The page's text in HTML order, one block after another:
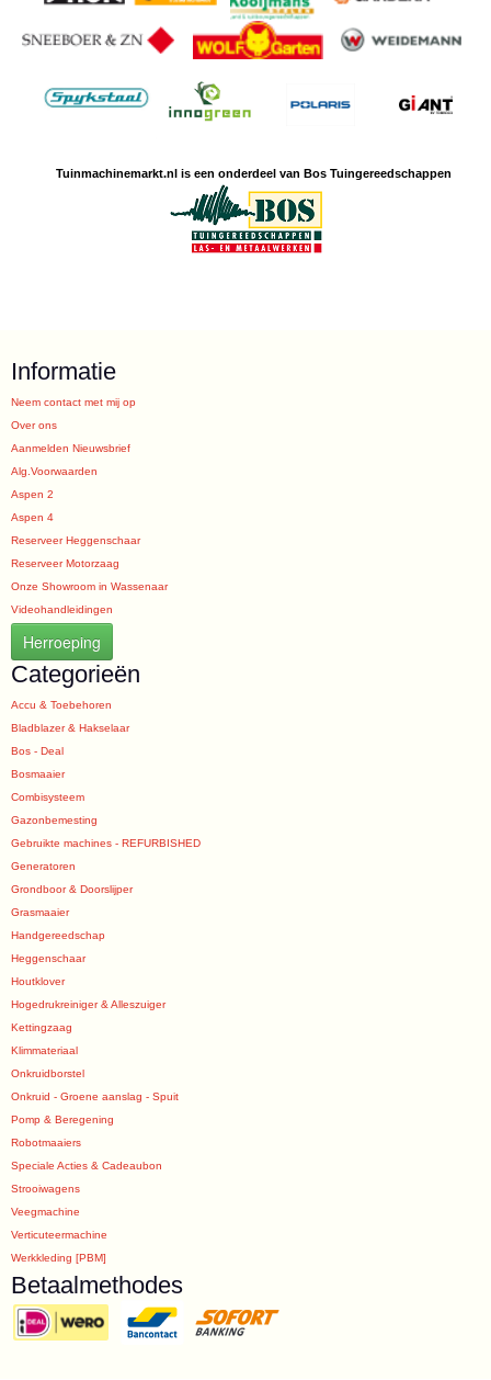
Tuinmachinemarkt.nl is een onderdeel van Bos Tuingereedschappen
Informatie
Neem contact met mij op
Over ons
Aanmelden Nieuwsbrief
Alg.Voorwaarden
Aspen 2
Aspen 4
Reserveer Heggenschaar
Reserveer Motorzaag
Onze Showroom in Wassenaar
Videohandleidingen
Herroeping
Categorieën
Accu & Toebehoren
Bladblazer & Hakselaar
Bos - Deal
Bosmaaier
Combisysteem
Gazonbemesting
Gebruikte machines - REFURBISHED
Generatoren
Grondboor & Doorslijper
Grasmaaier
Handgereedschap
Heggenschaar
Houtklover
Hogedrukreiniger & Alleszuiger
Kettingzaag
Klimmateriaal
Onkruidborstel
Onkruid - Groene aanslag - Spuit
Pomp & Beregening
Robotmaaiers
Speciale Acties & Cadeaubon
Strooiwagens
Veegmachine
Verticuteermachine
Werkkleding [PBM]
Betaalmethodes